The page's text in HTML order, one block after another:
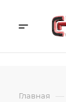
Главная —